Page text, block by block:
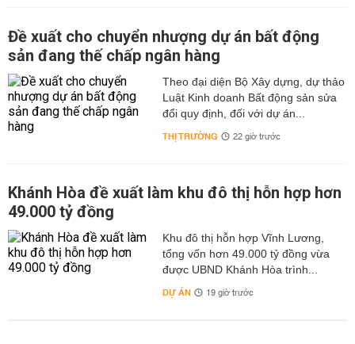
Đề xuất cho chuyển nhượng dự án bất động
sản đang thế chấp ngân hàng
Theo đại diện Bộ Xây dựng, dự thảo
Luật Kinh doanh Bất động sản sửa
đổi quy định, đối với dự án...
THỊ TRƯỜNG 22 giờ trước
Khánh Hòa đề xuất làm khu đô thị hỗn hợp hơn
49.000 tỷ đồng
Khu đô thị hỗn hợp Vĩnh Lương,
tổng vốn hơn 49.000 tỷ đồng vừa
được UBND Khánh Hòa trình...
DỰ ÁN 19 giờ trước